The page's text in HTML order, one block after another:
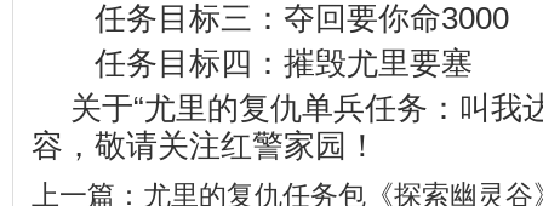
任务目标三：夺回要你命3000
任务目标四：摧毁尤里要塞
关于“尤里的复仇单兵任务：叫我
容，敬请关注红警家园 ！
上一篇： 尤里的复仇任务包《探索幽灵谷